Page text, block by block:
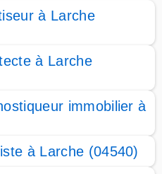
à Larche
à Larche
immobilier à
à Larche (04540)